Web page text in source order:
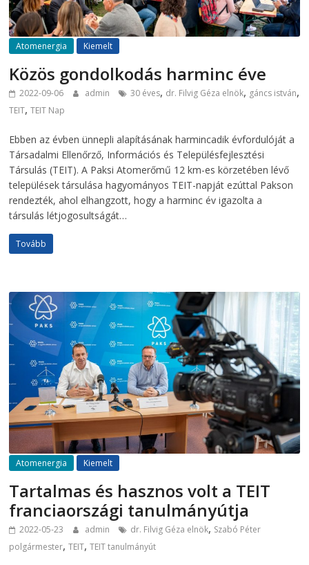
Atomenergia Kiemelt
Közös gondolkodás harminc éve
2022-09-06 admin 30 éves, dr. Filvig Géza elnök, gáncs istván,
TEIT,TEIT Nap
Ebben az évben ünnepli alapításának harmincadik évfordulóját a
Társadalmi Ellenőrző, Információs és Településfejlesztési
Társulás (TEIT). A Paksi Atomerőmű 12 km-es körzetében lévő
települések társulása hagyományos TEIT-napját ezúttal Pakson
rendezték, ahol elhangzott, hogy a harminc év igazolta a
társulás létjogosultságát…
Tovább
Atomenergia Kiemelt
Tartalmas és hasznos volt a TEIT
franciaországi tanulmányútja
2022-05-23 admin dr. Filvig Géza elnök, Szabó Péter
polgármester,TEIT,TEIT tanulmányút